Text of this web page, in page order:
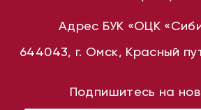
Адрес БУК «ОЦК
644043, г. Омск, Красный
Подпишитесь на